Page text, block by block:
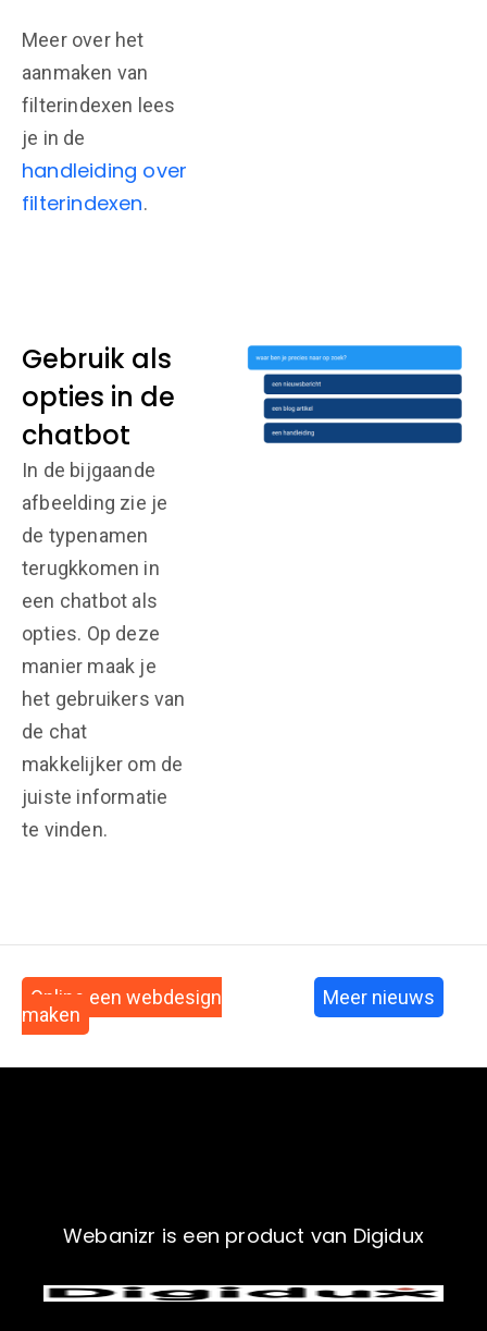
Meer over het
aanmaken van
filterindexen lees
je in de
handleiding over
filterindexen.
Gebruik als
opties in de
chatbot
In de bijgaande
afbeelding zie je
de typenamen
terugkkomen in
een chatbot als
opties. Op deze
manier maak je
het gebruikers van
de chat
makkelijker om de
juiste informatie
te vinden.
Online een webdesign
maken
Meer nieuws
Webanizr is een product van Digidux